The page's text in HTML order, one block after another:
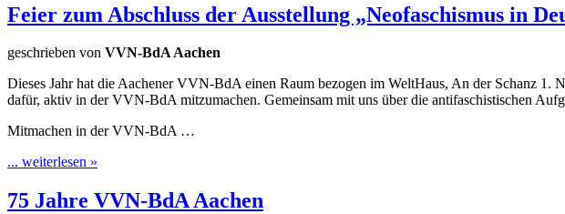
Feier zum Abschluss der Ausstellung „Neofaschismus in
geschrieben von VVN-BdA Aachen
Dieses Jahr hat die Aachener VVN-BdA einen Raum bezogen im WeltHaus, An der Schanz
dafür, aktiv in der VVN-BdA mitzumachen. Gemeinsam mit uns über die antifaschistischen
Mitmachen in der VVN-BdA …
... weiterlesen »
75 Jahre VVN-BdA Aachen